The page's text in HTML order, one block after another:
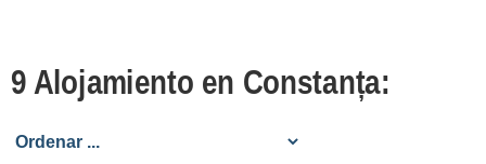
9 Alojamiento en Constanța:
[32 offers a 11.9 km]